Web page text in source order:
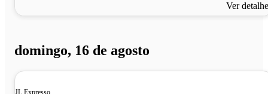
Ver
domingo, 16 de agosto